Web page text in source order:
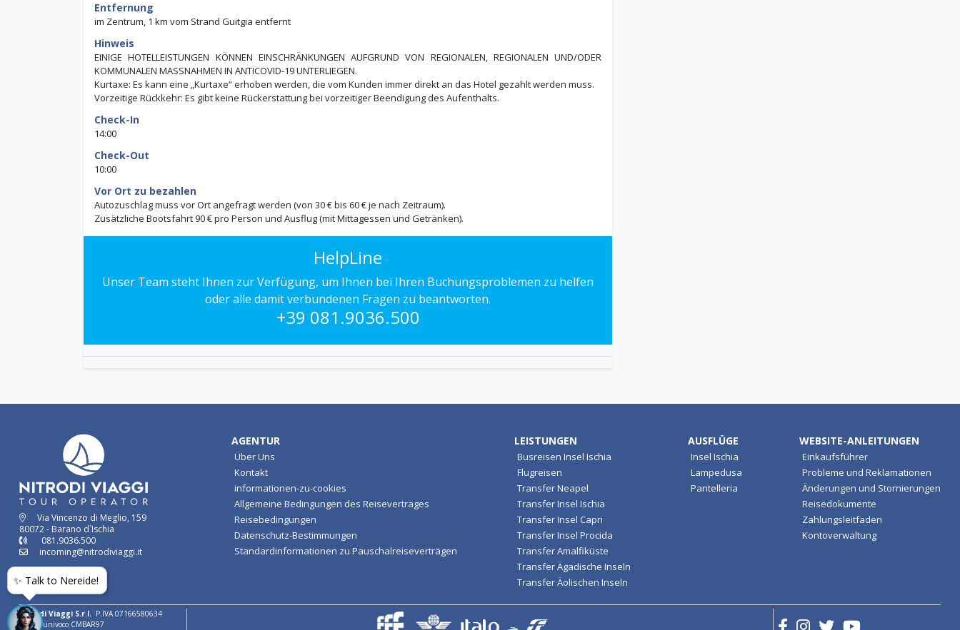
Entfernung
im Zentrum, 1 km vom Strand Guitgia entfernt
Hinweis
EINIGE HOTELLEISTUNGEN KÖNNEN EINSCHRÄNKUNGEN AUFGRUND VON REGIONALEN, REGIONALEN UND/ODER
KOMMUNALEN MASSNAHMEN IN ANTICOVID-19 UNTERLIEGEN.
Kurtaxe: Es kann eine „Kurtaxe“ erhoben werden, die vom Kunden immer direkt an das Hotel gezahlt werden muss.
Vorzeitige Rückkehr: Es gibt keine Rückerstattung bei vorzeitiger Beendigung des Aufenthalts.
Check-In
14:00
Check-Out
10:00
Vor Ort zu bezahlen
Autozuschlag muss vor Ort angefragt werden (von 30 € bis 60 € je nach Zeitraum).
Zusätzliche Bootsfahrt 90 € pro Person und Ausflug (mit Mittagessen und Getränken).
HelpLine
Unser Team steht Ihnen zur Verfügung, um Ihnen bei Ihren Buchungsproblemen zu helfen
oder alle damit verbundenen Fragen zu beantworten.
+39 081.9036.500
Via Vincenzo di Meglio, 159
80072 - Barano d`Ischia
081.9036.500
incoming@nitrodiviaggi.it
AGENTUR
Über Uns
Kontakt
informationen-zu-cookies
Allgemeine Bedingungen des Reisevertrages
Reisebedingungen
Datenschutz-Bestimmungen
Standardinformationen zu Pauschalreiseverträgen
LEISTUNGEN
Busreisen Insel Ischia
Flugreisen
Transfer Neapel
Transfer Insel Ischia
Transfer Insel Capri
Transfer Insel Procida
Transfer Amalfiküste
Transfer Ägadische Inseln
Transfer Äolischen Inseln
AUSFLÜGE
Insel Ischia
Lampedusa
Pantelleria
WEBSITE-ANLEITUNGEN
Einkaufsführer
Probleme und Reklamationen
Änderungen und Stornierungen
Reisedokumente
Zahlungsleitfaden
Kontoverwaltung
Nitrodi Viaggi S.r.l.P.IVA 07166580634
Codice univoco CMBAR97
✨ Talk to Nereide!